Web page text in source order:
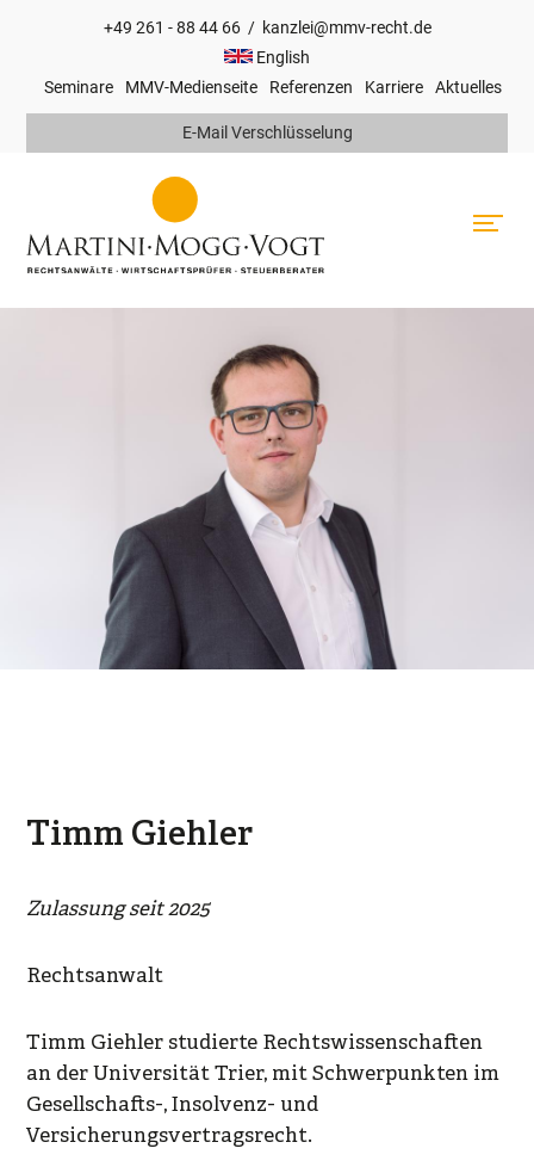
E-Mail Verschlüsselung
+49 261 - 88 44 66/ kanzlei@mmv-recht.de
English
Top
Seminare MMV-Medienseite Referenzen Karriere Aktuelles
Hauptnavigation
Timm Giehler
Zulassung seit 2025
Rechtsanwalt
Timm Giehler studierte Rechtswissenschaften
an der Universität Trier, mit Schwerpunkten im
Gesellschafts-, Insolvenz- und
Versicherungsvertragsrecht.